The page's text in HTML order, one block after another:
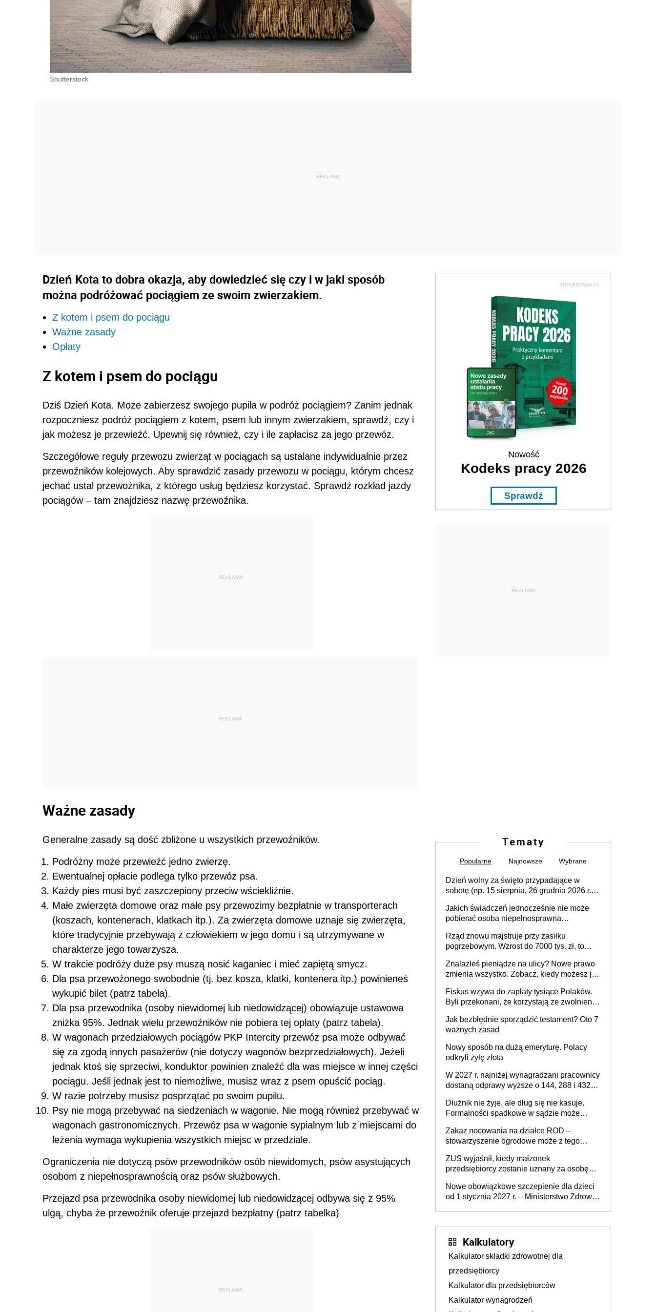
Shutterstock
Dzień Kota to dobra okazja, aby dowiedzieć się czy i w jaki sposób
można podróżować pociągiem ze swoim zwierzakiem.
Z kotem i psem do pociągu
Ważne zasady
Opłaty
Z kotem i psem do pociągu
Dziś Dzień Kota. Może zabierzesz swojego pupila w podróż pociągiem? Zanim jednak
rozpoczniesz podróż pociągiem z kotem, psem lub innym zwierzakiem, sprawdź, czy i
jak możesz je przewieźć. Upewnij się również, czy i ile zapłacisz za jego przewóz.
Szczegółowe reguły przewozu zwierząt w pociągach są ustalane indywidualnie przez
przewoźników kolejowych. Aby sprawdzić zasady przewozu w pociągu, którym chcesz
jechać ustal przewoźnika, z którego usług będziesz korzystać. Sprawdź rozkład jazdy
pociągów – tam znajdziesz nazwę przewoźnika.
REKLAMA
REKLAMA
Ważne zasady
Generalne zasady są dość zbliżone u wszystkich przewoźników.
Podróżny może przewieźć jedno zwierzę.
Ewentualnej opłacie podlega tylko przewóz psa.
Każdy pies musi być zaszczepiony przeciw wściekliźnie.
Małe zwierzęta domowe oraz małe psy przewozimy bezpłatnie w transporterach
(koszach, kontenerach, klatkach itp.). Za zwierzęta domowe uznaje się zwierzęta,
które tradycyjnie przebywają z człowiekiem w jego domu i są utrzymywane w
charakterze jego towarzysza.
W trakcie podróży duże psy muszą nosić kaganiec i mieć zapiętą smycz.
Dla psa przewożonego swobodnie (tj. bez kosza, klatki, kontenera itp.) powinieneś
wykupić bilet (patrz tabela).
Dla psa przewodnika (osoby niewidomej lub niedowidzącej) obowiązuje ustawowa
zniżka 95%. Jednak wielu przewoźników nie pobiera tej opłaty (patrz tabela).
W wagonach przedziałowych pociągów PKP Intercity przewóz psa może odbywać
się za zgodą innych pasażerów (nie dotyczy wagonów bezprzedziałowych). Jeżeli
jednak ktoś się sprzeciwi, konduktor powinien znaleźć dla was miejsce w innej części
pociągu. Jeśli jednak jest to niemożliwe, musisz wraz z psem opuścić pociąg.
W razie potrzeby musisz posprzątać po swoim pupilu.
Psy nie mogą przebywać na siedzeniach w wagonie. Nie mogą również przebywać w
wagonach gastronomicznych. Przewóz psa w wagonie sypialnym lub z miejscami do
leżenia wymaga wykupienia wszystkich miejsc w przedziale.
Ograniczenia nie dotyczą psów przewodników osób niewidomych, psów asystujących
osobom z niepełnosprawnością oraz psów służbowych.
Przejazd psa przewodnika osoby niewidomej lub niedowidzącej odbywa się z 95%
ulgą, chyba że przewoźnik oferuje przejazd bezpłatny (patrz tabelka)
REKLAMA
AUTOPROMOCJA
Nowość
Kodeks pracy 2026
Sprawdź
REKLAMA
Tematy
Popularne Najnowsze Wybrane
Dzień wolny za święto przypadające w
sobotę (np. 15 sierpnia, 26 grudnia 2026 r.) –
pracodawcy (sektor prywatny i administracja
publiczna), najczęstsze pytania
Jakich świadczeń jednocześnie nie może
pobierać osoba niepełnosprawna
Rząd znowu majstruje przy zasiłku
pogrzebowym. Wzrost do 7000 tys. zł, to
Znalazłeś pieniądze na ulicy? Nowe prawo
zmienia wszystko. Zobacz, kiedy możesz je
Fiskus wzywa do zapłaty tysiące Polaków.
Byli przekonani, że korzystają ze zwolnienia
Jak bezbłędnie sporządzić testament? Oto 7
ważnych zasad
Nowy sposób na dużą emeryturę. Polacy
odkryli żyłę złota
W 2027 r. najniżej wynagradzani pracownicy
dostaną odprawy wyższe o 144, 288 i 432
Dłużnik nie żyje, ale dług się nie kasuje.
Formalności spadkowe w sądzie może
zmarłego
Zakaz nocowania na działce ROD –
stowarzyszenie ogrodowe może z tego
działki (wypowiedzieć dzierżawę)?
ZUS wyjaśnił, kiedy małżonek
przedsiębiorcy zostanie uznany za osobę
Nowe obowiązkowe szczepienie dla dzieci
od 1 stycznia 2027 r. – Ministerstwo Zdrowia
Kalkulatory
Kalkulator składki zdrowotnej dla
przedsiębiorcy
Kalkulator dla przedsiębiorców
Kalkulator wynagrodzeń